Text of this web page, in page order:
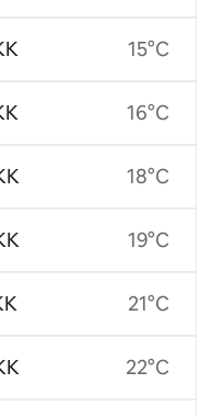
15°C
16°C
18°C
19°C
21°C
22°C